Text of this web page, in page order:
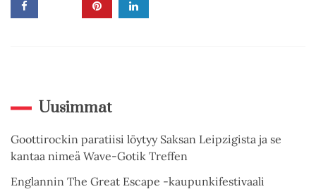
Uusimmat
Goottirockin paratiisi löytyy Saksan Leipzigista ja se
kantaa nimeä Wave-Gotik Treffen
Englannin The Great Escape -kaupunkifestivaali